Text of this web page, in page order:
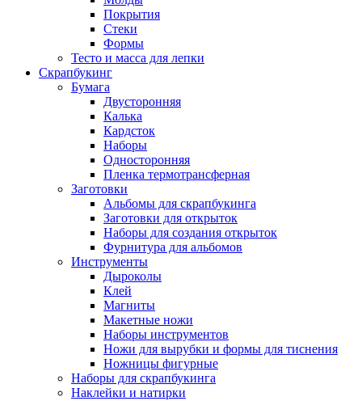
Покрытия
Стеки
Формы
Тесто и масса для лепки
Скрапбукинг
Бумага
Двусторонняя
Калька
Кардсток
Наборы
Односторонняя
Пленка термотрансферная
Заготовки
Альбомы для скрапбукинга
Заготовки для открыток
Наборы для создания открыток
Фурнитура для альбомов
Инструменты
Дыроколы
Клей
Магниты
Макетные ножи
Наборы инструментов
Ножи для вырубки и формы для тиснения
Ножницы фигурные
Наборы для скрапбукинга
Наклейки и натирки